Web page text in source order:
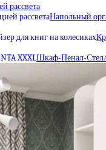
рассвета
Напольный
Шкаф-Пенал-